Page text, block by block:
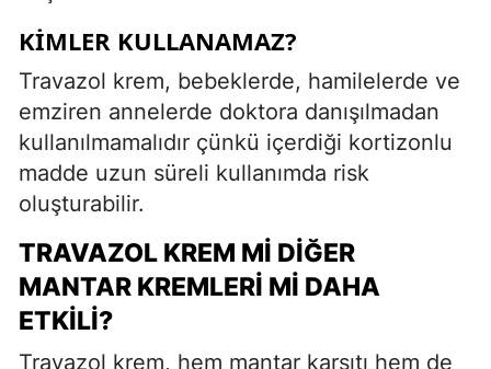
KIMLER KULLANAMAZ?
Travazol krem, bebeklerde, hamilelerde ve
emziren annelerde doktora danışılmadan
kullanılmamalıdır çünkü içerdiği kortizonlu
madde uzun süreli kullanımda risk
oluşturabilir.
TRAVAZOL KREM MI DIĞER
MANTAR KREMLERI MI DAHA
ETKILI?
Travazol krem, hem mantar karşıtı hem de